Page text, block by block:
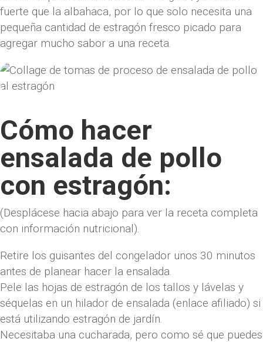
fuerte que la albahaca, por lo que solo necesita una
pequeña cantidad de estragón fresco picado para
agregar mucho sabor a una receta.
Cómo hacer
ensalada de pollo
con estragón:
(Desplácese hacia abajo para ver la receta completa
con información nutricional).
Retire los guisantes del congelador unos 30 minutos
antes de planear hacer la ensalada.
Pele las hojas de estragón de los tallos y lávelas y
séquelas en un hilador de ensalada (enlace afiliado) si
está utilizando estragón de jardín.
Necesitaba una cucharada, pero como sé que puedes